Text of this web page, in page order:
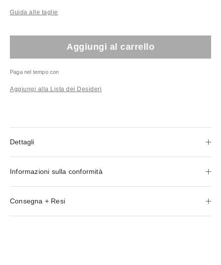
Guida alle taglie
Aggiungi al carrello
Paga nel tempo con
Aggiungi alla Lista dei Desideri
Dettagli
Informazioni sulla conformità
Consegna + Resi